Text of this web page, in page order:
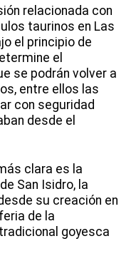
relacionada con
taurinos en Las
el principio de
el
se podrán volver a
entre ellos las
con seguridad
desde el
clara es la
San Isidro, la
su creación en
de la
goyesca